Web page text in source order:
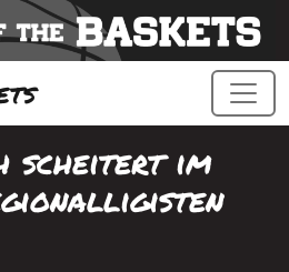
scheitert im